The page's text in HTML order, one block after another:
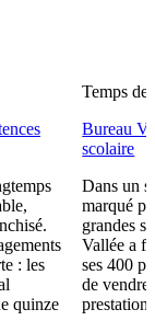
: les
quinze
Temps de
Bureau
scolaire
Dans un
marqué
grandes
Vallée a
ses 400
de vendre